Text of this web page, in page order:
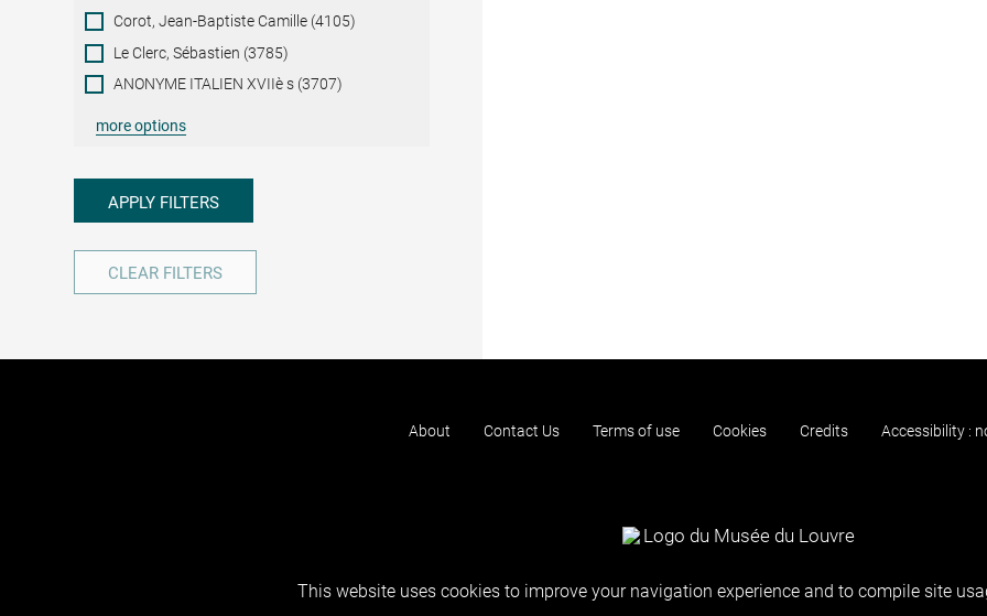
Corot, Jean-Baptiste Camille (4105)
Le Clerc, Sébastien (3785)
ANONYME ITALIEN XVIIè s (3707)
more options
APPLY FILTERS
CLEAR FILTERS
About Contact Us Terms of use Cookies Credits Accessibility :
This website uses cookies to improve your navigation experience and to compile site